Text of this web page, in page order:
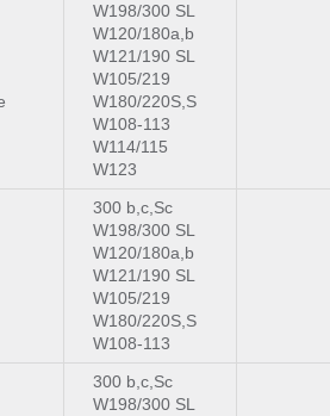
W198/300 SL
W120/180a,b
W121/190 SL
W105/219
W180/220S,S
W108-113
W114/115
W123
300 b,c,Sc
W198/300 SL
W120/180a,b
W121/190 SL
W105/219
W180/220S,S
W108-113
300 b,c,Sc
W198/300 SL